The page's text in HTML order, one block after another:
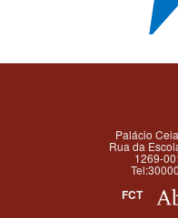
Palácio
Rua da
1269-
FCT